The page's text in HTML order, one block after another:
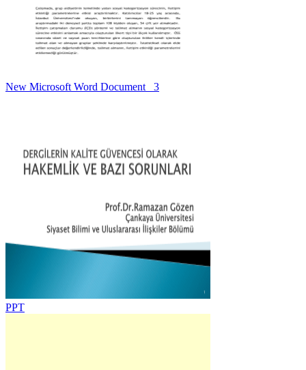
New Microsoft Word Document _3
PPT